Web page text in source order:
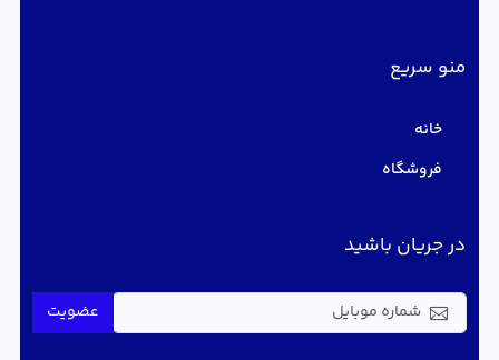
منو سریع
خانه
فروشگاه
در جریان باشید
عضویت